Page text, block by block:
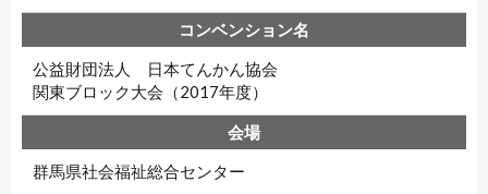
公益財団法人 日本てんかん協会
関東ブロック大会（2017年度）
群馬県社会福祉総合センター